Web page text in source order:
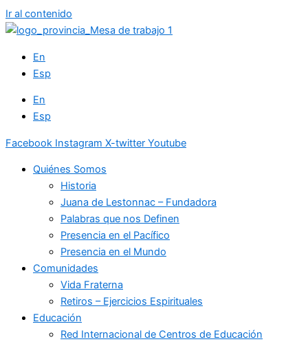
Ir al contenido
En
Esp
En
Esp
Facebook Instagram X-twitter Youtube
Quiénes Somos
Historia
Juana de Lestonnac – Fundadora
Palabras que nos Definen
Presencia en el Pacífico
Presencia en el Mundo
Comunidades
Vida Fraterna
Retiros – Ejercicios Espirituales
Educación
Red Internacional de Centros de Educación